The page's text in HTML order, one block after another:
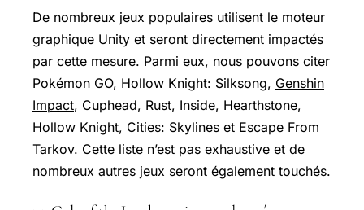
De nombreux jeux populaires utilisent le moteur
graphique Unity et seront directement impactés
par cette mesure. Parmi eux, nous pouvons citer
Pokémon GO, Hollow Knight: Silksong, Genshin
Impact, Cuphead, Rust, Inside, Hearthstone,
Hollow Knight, Cities: Skylines et Escape From
Tarkov. Cette liste n’est pas exhaustive et de
nombreux autres jeux seront également touchés.